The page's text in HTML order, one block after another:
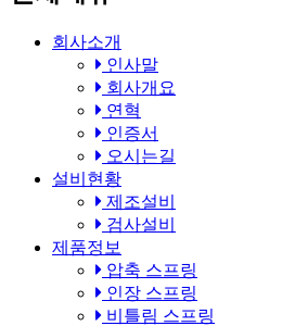
회사소개
인사말
회사개요
연혁
인증서
오시는길
설비현황
제조설비
검사설비
제품정보
압축 스프링
인장 스프링
비틀림 스프링